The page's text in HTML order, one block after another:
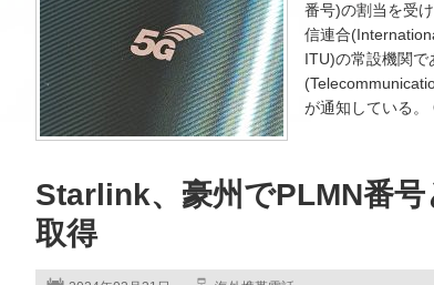
番号)の割当を受
信連合
ITU)の常設機関で
が通知している。
Starlink、豪州でPLMN番
取得